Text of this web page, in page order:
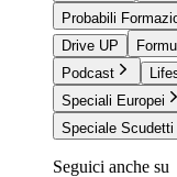
Probabili
Drive UP
Podcast
Speciali Europei
Speciale Scudetti
Seguici anche su